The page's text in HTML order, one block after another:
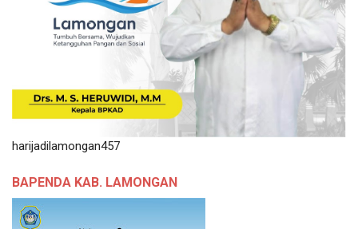
harijadilamongan457
BAPENDA KAB. LAMONGAN